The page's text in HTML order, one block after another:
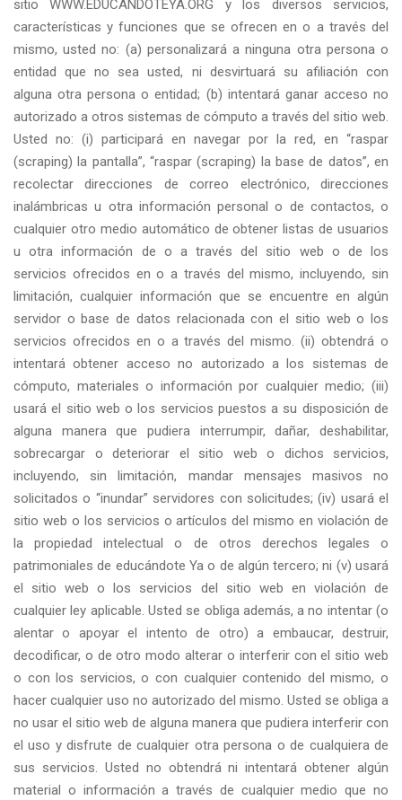
sitioWWW.EDUCANDOTEYA.ORG y los diversos servicios,
características y funciones que se ofrecen en o a través del
mismo, usted no: (a) personalizará a ninguna otra persona o
entidad que no sea usted, ni desvirtuará su afiliación con
alguna otra persona o entidad; (b) intentará ganar acceso no
autorizado a otros sistemas de cómputo a través del sitio web.
Usted no: (i) participará en navegar por la red, en “raspar
(scraping) la pantalla”, “raspar (scraping) la base de datos”, en
recolectar direcciones de correo electrónico, direcciones
inalámbricas u otra información personal o de contactos, o
cualquier otro medio automático de obtener listas de usuarios
u otra información de o a través del sitio web o de los
servicios ofrecidos en o a través del mismo, incluyendo, sin
limitación, cualquier información que se encuentre en algún
servidor o base de datos relacionada con el sitio web o los
servicios ofrecidos en o a través del mismo. (ii) obtendrá o
intentará obtener acceso no autorizado a los sistemas de
cómputo, materiales o información por cualquier medio; (iii)
usará el sitio web o los servicios puestos a su disposición de
alguna manera que pudiera interrumpir, dañar, deshabilitar,
sobrecargar o deteriorar el sitio web o dichos servicios,
incluyendo, sin limitación, mandar mensajes masivos no
solicitados o “inundar” servidores con solicitudes; (iv) usará el
sitio web o los servicios o artículos del mismo en violación de
la propiedad intelectual o de otros derechos legales o
patrimoniales de educándote Ya o de algún tercero; ni (v) usará
el sitio web o los servicios del sitio web en violación de
cualquier ley aplicable. Usted se obliga además, a no intentar (o
alentar o apoyar el intento de otro) a embaucar, destruir,
decodificar, o de otro modo alterar o interferir con el sitio web
o con los servicios, o con cualquier contenido del mismo, o
hacer cualquier uso no autorizado del mismo. Usted se obliga a
no usar el sitio web de alguna manera que pudiera interferir con
el uso y disfrute de cualquier otra persona o de cualquiera de
sus servicios. Usted no obtendrá ni intentará obtener algún
material o información a través de cualquier medio que no